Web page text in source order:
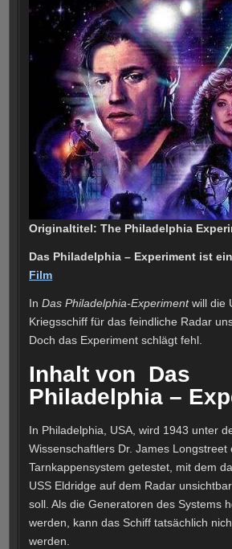
Originaltitel: The Philadelphia
Das Philadelphia – Experiment ist
Film
InDas Philadelphia-Experimentwill die
Kriegsschiff für das feindliche Radar
Doch das Experiment schlägt fehl.
Inhalt von Das
Philadelphia –
In Philadelphia, USA, wird 1943 unter
Wissenschaftlers Dr. James Longstreet
Tarnkappensystem getestet, mit dem
USS Eldridge auf dem Radar
soll. Als die Generatoren des Systems
werden, kann das Schiff tatsächlich
werden.